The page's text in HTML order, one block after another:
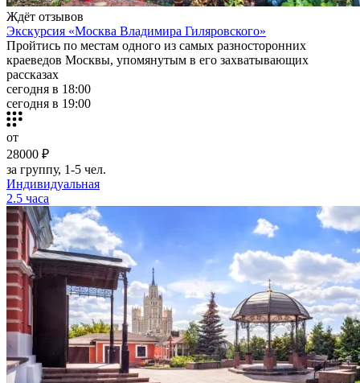
Ждёт отзывов
Экскурсия «Москва Владимира Гиляровского»
Пройтись по местам одного из самых разносторонних
краеведов Москвы, упомянутым в его захватывающих
рассказах
сегодня в 18:00
сегодня в 19:00
от
28000 ₽
за группу, 1-5 чел.
Индивидуальная
2.5 часа